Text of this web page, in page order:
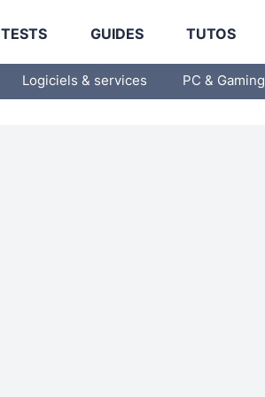
TESTS GUIDES TUTOS
Logiciels & services PC & Gaming